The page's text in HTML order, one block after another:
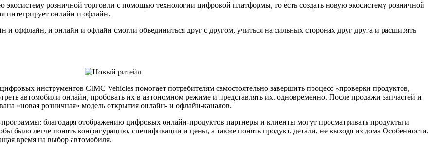
экосистему розничной торговли с помощью технологии цифровой платформы, то есть создать новую экосистему розничной
интегрирует онлайн и офлайн.
и оффлайн, и онлайн и офлайн смогли объединиться друг с другом, учиться на сильных сторонах друг друга и расширять
инструментов CIMC Vehicles помогает потребителям самостоятельно завершить процесс «проверки продуктов,
автомобили онлайн, пробовать их в автономном режиме и представлять их. одновременно. После продажи запчастей и
«новая розничная» модель открытия онлайн- и офлайн-каналов.
благодаря отображению цифровых онлайн-продуктов партнеры и клиенты могут просматривать продукты и
было легче понять конфигурацию, спецификации и цены, а также понять продукт. детали, не выходя из дома Особенности.
время на выбор автомобиля.